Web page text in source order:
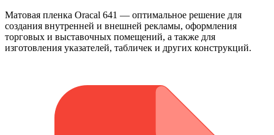
Матовая пленка Oracal 641 — оптимальное решение для
создания внутренней и внешней рекламы, оформления
торговых и выставочных помещений, а также для
изготовления указателей, табличек и других конструкций.